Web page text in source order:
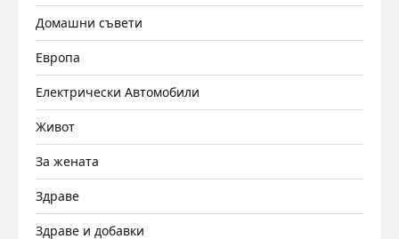
Домашни съвети
Европа
Електрически Автомобили
Живот
За жената
Здраве
Здраве и добавки